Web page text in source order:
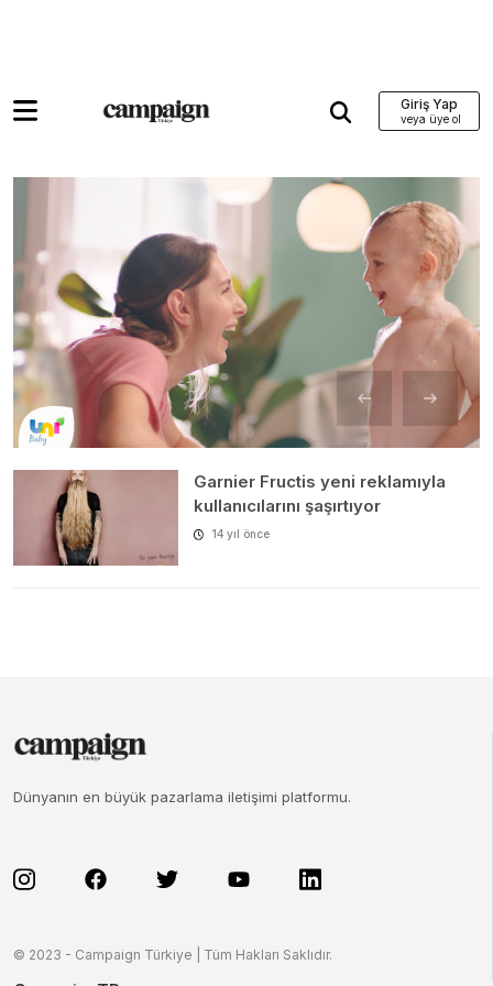
Giriş Yap
Garnier Fructis yeni reklamıyla
kullanıcılarını şaşırtıyor
14 yıl önce
Dünyanın en büyük pazarlama iletişimi platformu.
© 2023 - Campaign Türkiye | Tüm Hakları Saklıdır.